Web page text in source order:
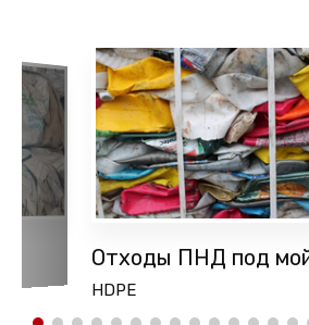
Отходы ПНД под
HDPE